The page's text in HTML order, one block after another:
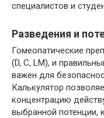
специалистов и
Разведения и
Гомеопатические
(D, C, LM), и
важен для
Калькулятор
концентрацию
выбранной потенции,